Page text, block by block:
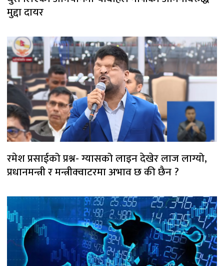
मुद्दा दायर
रमेश प्रसाईको प्रश्न- ग्यासको लाइन देखेर लाज लाग्यो,
प्रधानमन्त्री र मन्त्रीक्वाटरमा अभाव छ की छैन ?